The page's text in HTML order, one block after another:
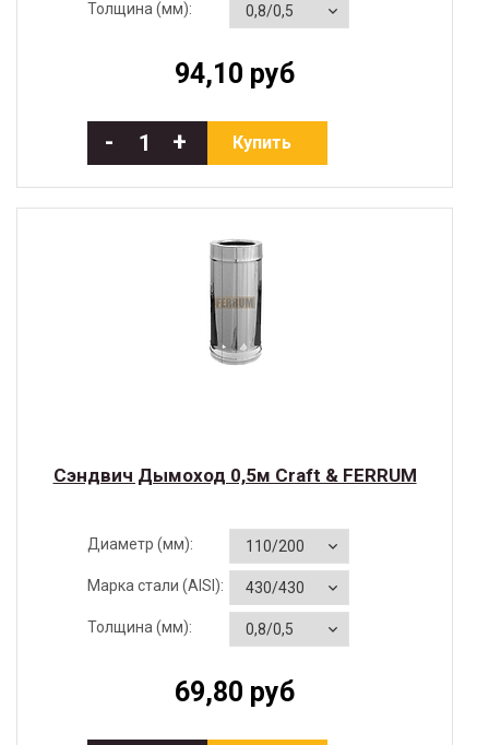
Толщина (мм):
94,10 руб
- + Купить
Cэндвич Дымоход 0,5м Craft & FERRUM
Диаметр (мм):
Марка стали (AISI):
Толщина (мм):
69,80 руб